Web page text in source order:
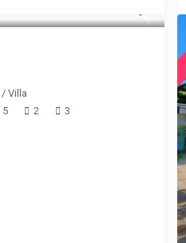
/ Villa
5 2 3